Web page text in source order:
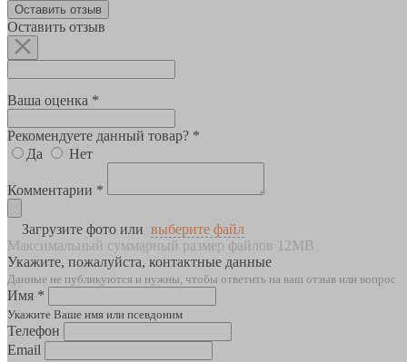
Оставить отзыв
Оставить отзыв
Ваша оценка *
Рекомендуете данный товар? *
Да
Нет
Комментарии *
Загрузите фото или выберите файл
Максимальный суммарный размер файлов 12MB
Укажите, пожалуйста, контактные данные
Данные не публикуются и нужны, чтобы ответить на ваш отзыв или вопрос
Имя *
Укажите Ваше имя или псевдоним
Телефон
Email